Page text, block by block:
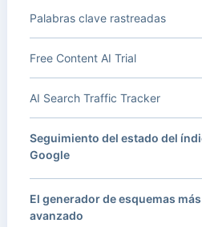
Palabras clave rastreadas
Free Content AI Trial
AI Search Traffic Tracker
Seguimiento del estado del
Google
El generador de esquemas más
avanzado